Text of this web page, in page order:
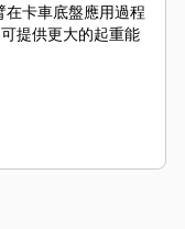
卡車底盤應用過程
提供更大的起重能